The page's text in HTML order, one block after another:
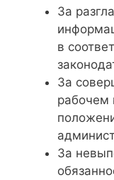
За
в
За
рабочем
За